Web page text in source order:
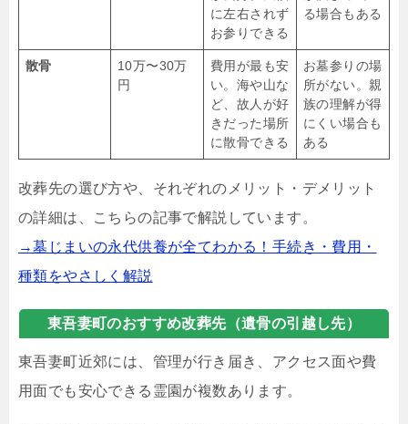
に左右されず
お参りできる
る場合もある
散骨
10万〜30万
円
費用が最も安
い。海や山な
ど、故人が好
きだった場所
に散骨できる
お墓参りの場
所がない。親
族の理解が得
にくい場合も
ある
改葬先の選び方や、それぞれのメリット・デメリット
の詳細は、こちらの記事で解説しています。
→墓じまいの永代供養が全てわかる！手続き・費用・
種類をやさしく解説
東吾妻町のおすすめ改葬先（遺骨の引越し先）
東吾妻町近郊には、管理が行き届き、アクセス面や費
用面でも安心できる霊園が複数あります。